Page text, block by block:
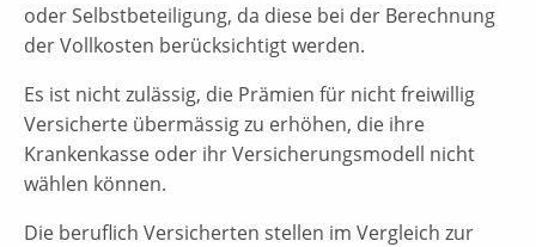
oder Selbstbeteiligung, da diese bei der Berechnung
der Vollkosten berücksichtigt werden.
Es ist nicht zulässig, die Prämien für nicht freiwillig
Versicherte übermässig zu erhöhen, die ihre
Krankenkasse oder ihr Versicherungsmodell nicht
wählen können.
Die beruflich Versicherten stellen im Vergleich zur